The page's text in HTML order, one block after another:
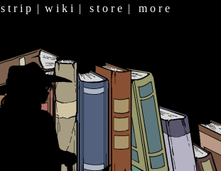
s t r i p | w i k i | s t o r e | m o r e